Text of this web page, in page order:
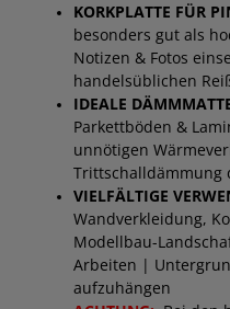
KORKPLATTE FÜR
besonders gut als
Notizen & Fotos
handelsüblichen
IDEALE
Parkettböden &
unnötigen
Trittschalldämmung
VIELFÄLTIGE
Wandverkleidung,
Modellbau-
Arbeiten |
aufzuhängen